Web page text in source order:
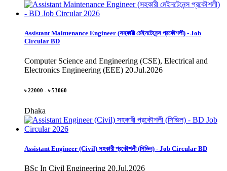
Assistant Maintenance Engineer (সহকারী মেইনটেনেন্স প্রকৌশলী) - Job
Circular BD
Computer Science and Engineering (CSE), Electrical and
Electronics Engineering (EEE) 20.Jul.2026
৳ 22000 - ৳ 53060
Dhaka
Assistant Engineer (Civil) সহকারী প্রকৌশলী (সিভিল) - Job Circular BD
BSc In Civil Engineering 20.Jul.2026